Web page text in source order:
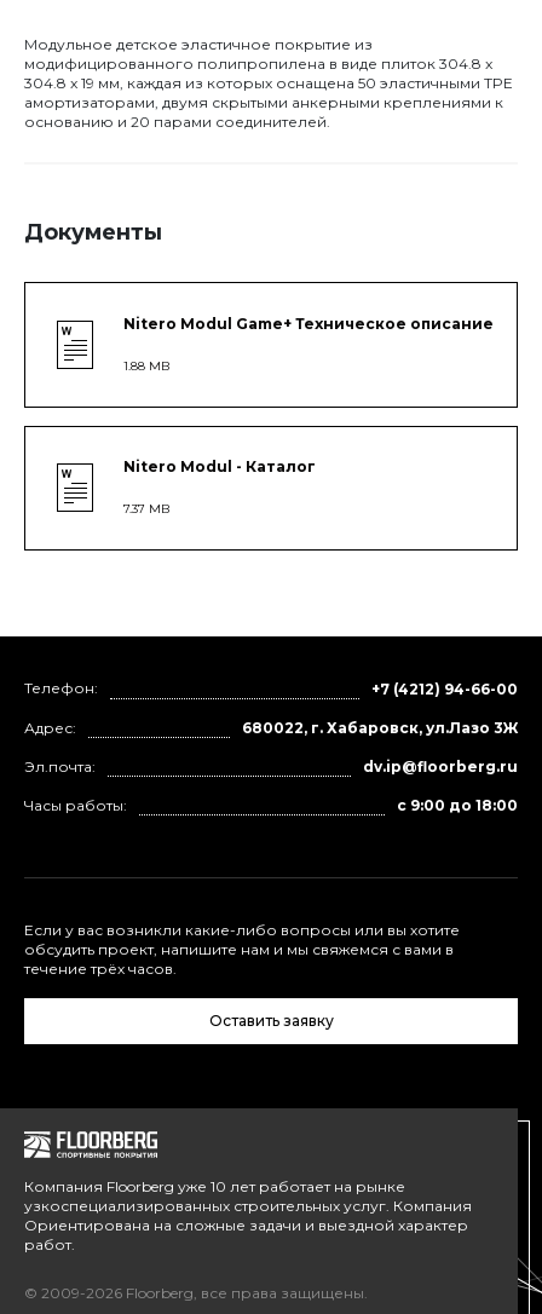
Модульное детское эластичное покрытие из
модифицированного полипропилена в виде плиток 304.8 x
304.8 x 19 мм, каждая из которых оснащена 50 эластичными TPE
амортизаторами, двумя скрытыми анкерными креплениями к
основанию и 20 парами соединителей.
Документы
Nitero Modul Game+ Техническое описание
1.88 MB
Nitero Modul - Каталог
7.37 MB
Компания Floorberg уже 10 лет работает на рынке
узкоспециализированных строительных услуг. Компания
Ориентирована на сложные задачи и выездной характер
работ.
© 2009-2026 Floorberg, все права защищены.
Телефон: +7 (4212) 94-66-00
Адрес: 680022, г. Хабаровск, ул.Лазо 3Ж
Эл.почта: dv.ip@floorberg.ru
Часы работы: с 9:00 до 18:00
Если у вас возникли какие-либо вопросы или вы хотите
обсудить проект, напишите нам и мы свяжемся с вами в
течение трёх часов.
Оставить заявку